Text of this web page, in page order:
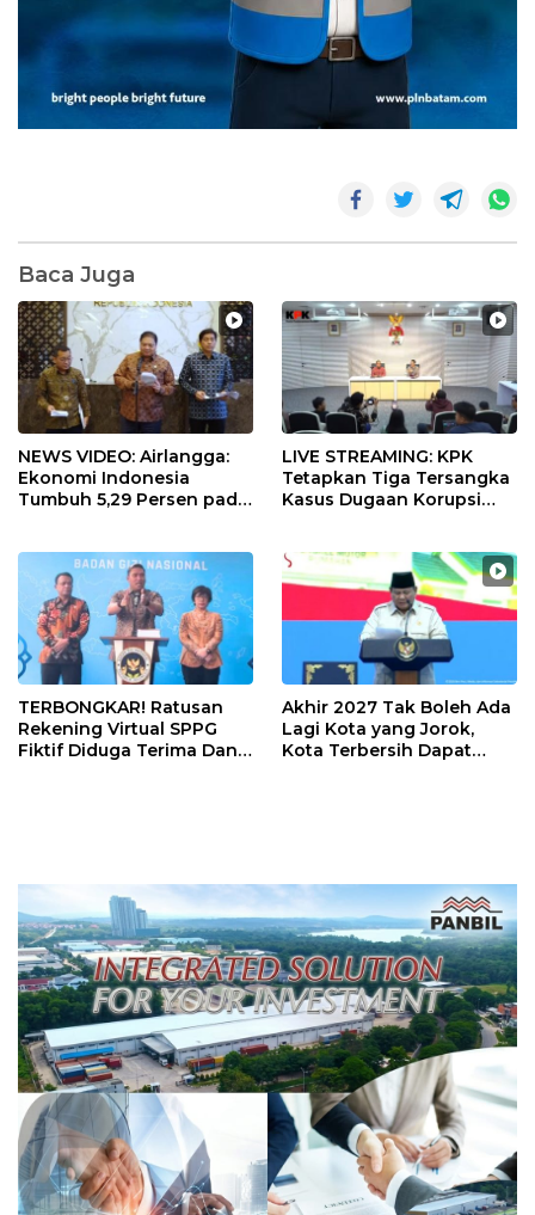
Baca Juga
NEWS VIDEO: Airlangga:
Ekonomi Indonesia
Tumbuh 5,29 Persen pada
LIVE STREAMING: KPK
Tetapkan Tiga Tersangka
Kasus Dugaan Korupsi
TERBONGKAR! Ratusan
Rekening Virtual SPPG
Fiktif Diduga Terima Dana
Akhir 2027 Tak Boleh Ada
Lagi Kota yang Jorok,
Kota Terbersih Dapat